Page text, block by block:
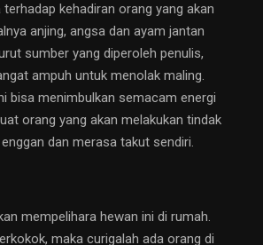
kehadiran orang yang akan
anjing, angsa dan ayam jantan
sumber yang diperoleh penulis,
ampuh untuk menolak maling.
bisa menimbulkan semacam energi
orang yang akan melakukan tindak
dan merasa takut sendiri.
mempelihara hewan ini di rumah.
maka curigalah ada orang di